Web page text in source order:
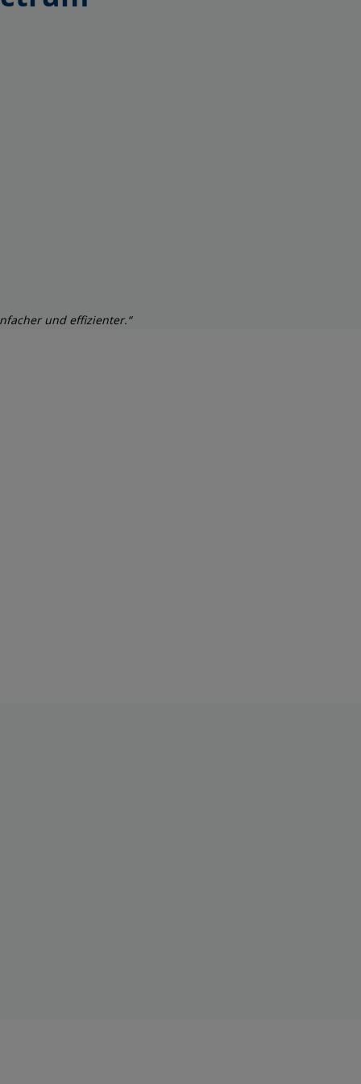
und effizienter.“